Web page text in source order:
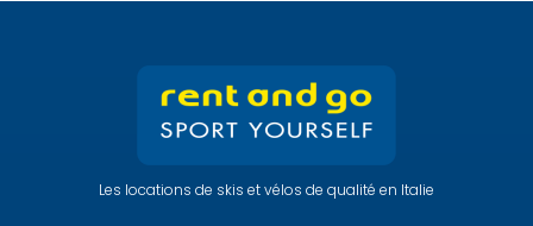
Les locations de skis et vélos de qualité en Italie